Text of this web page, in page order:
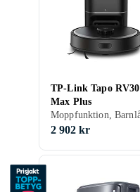
TP-Link Tapo RV30
Max Plus
2 902 kr